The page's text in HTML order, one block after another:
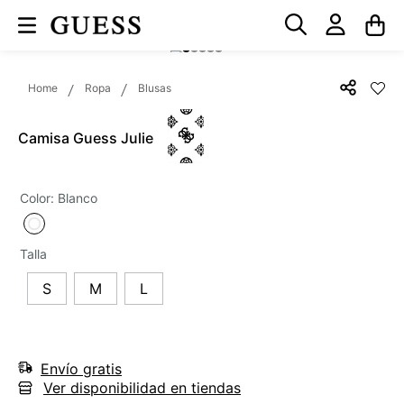
Ropa Blusas
Camisa Guess Julie
Color: Blanco
Talla
S M L
Envío gratis
Ver disponibilidad en tiendas